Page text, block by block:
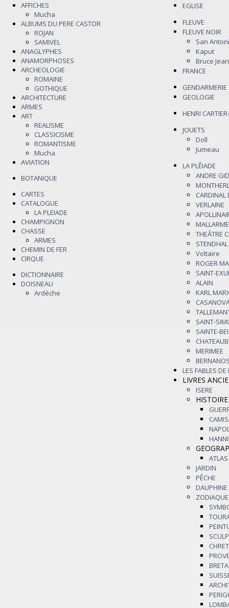
AFFICHES
Mucha
ALBUMS DU PERE CASTOR
ROJAN
SAMIVEL
ANAGLYPHES
ANAMORPHOSES
ARCHEOLOGIE
ROMAINE
GOTHIQUE
ARCHITECTURE
ARMES
ART
REALISME
CLASSICISME
ROMANTISME
Mucha
AVIATION
BOTANIQUE
CARTES
CATALOGUE
LA PLEIADE
CHAMPIGNON
CHASSE
ARMES
CHEMIN DE FER
CIRQUE
DICTIONNAIRE
DOISNEAU
Ardèche
EGLISE
FLEUVE
FLEUVE NOIR
San
Kaput
Bruce Jean
FRANCE
GENDARMERIE
GEOLOGIE
HENRI
JOUETS
Doll
Jumeau
LA PLÊIADE
ANDRE
VERLAINE
MALLARME
THEÂTRE
STENDHAL
Voltaire
ROGER
SAINT-
ALAIN
KARL
SAINT-
SAINTE-
MERIMEE
LES FABLES
LIVRES
ISERE
HISTOIRE
ATLAS
JARDIN
PÊCHE
DAUPHINE